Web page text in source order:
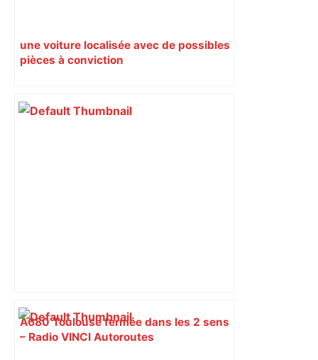
une voiture localisée avec de possibles
pièces à conviction
A680 Toulouse fermée dans les 2 sens
– Radio VINCI Autoroutes